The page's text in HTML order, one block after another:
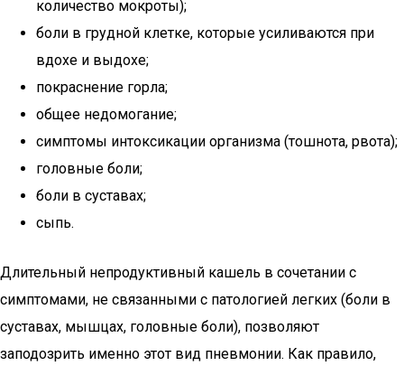
количество мокроты);
боли в грудной клетке, которые усиливаются при
вдохе и выдохе;
покраснение горла;
общее недомогание;
симптомы интоксикации организма (тошнота, рвота);
головные боли;
боли в суставах;
сыпь.
Длительный непродуктивный кашель в сочетании с
симптомами, не связанными с патологией легких (боли в
суставах, мышцах, головные боли), позволяют
заподозрить именно этот вид пневмонии. Как правило,